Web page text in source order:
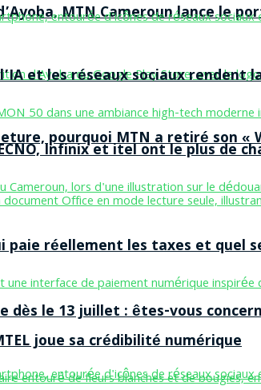
MTN Cameroun lance le
pourquoi MTN a retiré son «
dès le 13 juillet : êtes-vous
et les réseaux sociaux
Infinix et itel ont le plus de
paie réellement les taxes et quel
joue sa crédibilité numérique